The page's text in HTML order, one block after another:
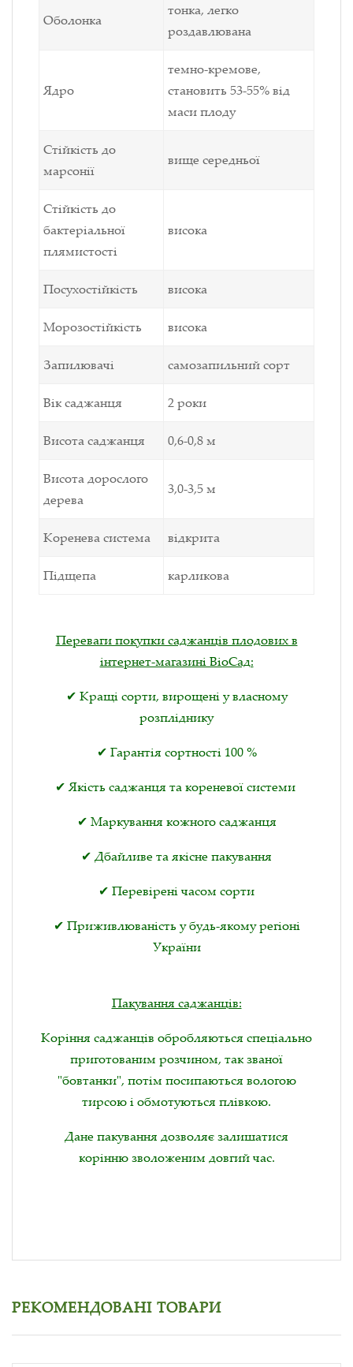
Оболонка
тонка, легко
роздавлювана
Ядро
темно-кремове,
становить 53-55% від
маси плоду
Стійкість до
марсонії
вище середньої
Стійкість до
бактеріальної
плямистості
висока
Посухостійкість висока
Морозостійкість висока
Запилювачі самозапильний сорт
Вік саджанця 2 роки
Висота саджанця 0,6-0,8 м
Висота дорослого
дерева
3,0-3,5 м
Коренева система відкрита
Підщепа карликова
Переваги покупки саджанців плодових в
інтернет-магазині ВіоСад:
✔ Кращі сорти, вирощені у власному
розпліднику
✔ Гарантія сортності 100 %
✔ Якість саджанця та кореневої системи
✔ Маркування кожного саджанця
✔ Дбайливе та якісне пакування
✔ Перевірені часом сорти
✔ Приживлюваність у будь-якому регіоні
України
Пакування саджанців:
Коріння саджанців обробляються спеціально
приготованим розчином, так званої
"бовтанки", потім посипаються вологою
тирсою і обмотуються плівкою.
Дане пакування дозволяє залишатися
корінню зволоженим довгий час.
РЕКОМЕНДОВАНІ ТОВАРИ